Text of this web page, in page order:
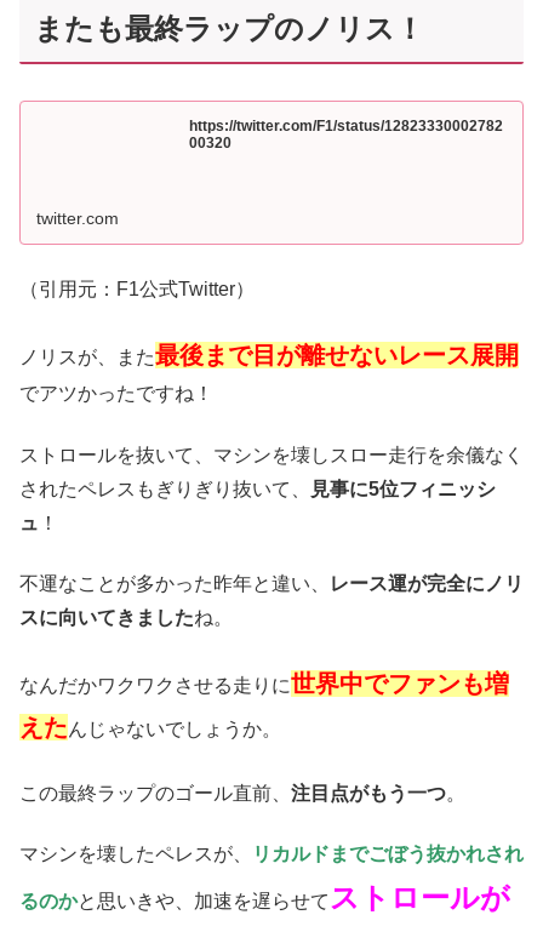
またも最終ラップのノリス！
https://twitter.com/F1/status/12823330002782
00320
twitter.com
（引用元：F1公式Twitter）
ノリスが、また最後まで目が離せないレース展開
でアツかったですね！
ストロールを抜いて、マシンを壊しスロー走行を余儀なく
されたペレスもぎりぎり抜いて、
見事に5位フィニッシ
ュ ！
不運なことが多かった昨年と違い、
レース運が完全にノリ
スに向いてきましたね。
なんだかワクワクさせる走りに世界中でファンも増
えたんじゃないでしょうか。
この最終ラップのゴール直前、 注目点がもう一つ。
マシンを壊したペレスが、 リカルドまでごぼう抜かれされ
るのかと思いきや、加速を遅らせてストロールが